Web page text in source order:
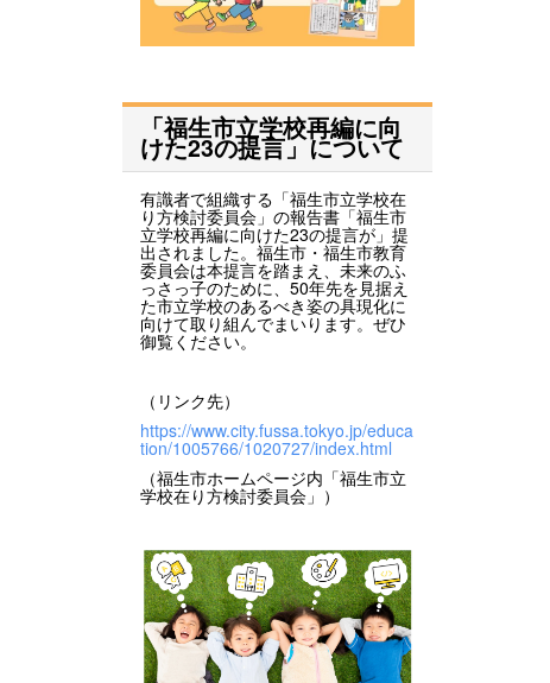
「福生市立学校再編に向
けた23の提言」について
有識者で組織する「福生市立学校在
り方検討委員会」の報告書「福生市
立学校再編に向けた23の提言が」提
出されました。福生市・福生市教育
委員会は本提言を踏まえ、未来のふ
っさっ子のために、50年先を見据え
た市立学校のあるべき姿の具現化に
向けて取り組んでまいります。ぜひ
御覧ください。
（リンク先）
https://www.city.fussa.tokyo.jp/educa
tion/1005766/1020727/index.html
（福生市ホームページ内「福生市立
学校在り方検討委員会」）